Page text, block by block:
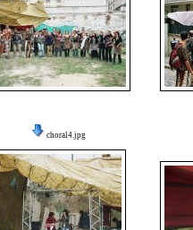
choral4.jpg